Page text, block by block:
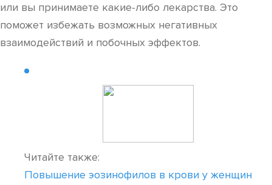
или вы принимаете какие-либо лекарства. Это
поможет избежать возможных негативных
взаимодействий и побочных эффектов.
Читайте также:
Повышение эозинофилов в крови у женщин